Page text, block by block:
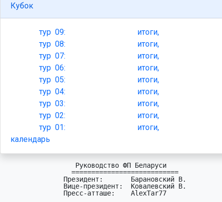
Кубок
тур 09:
итоги,
тур 08:
итоги,
тур 07:
итоги,
тур 06:
итоги,
тур 05:
итоги,
тур 04:
итоги,
тур 03:
итоги,
тур 02:
итоги,
тур 01:
итоги,
календарь